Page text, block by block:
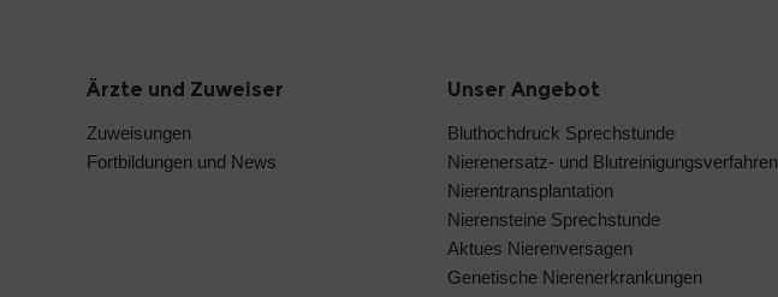
Ärzte und Zuweiser
Zuweisungen
Fortbildungen und News
Unser Angebot
Bluthochdruck Sprechstunde
Nierenersatz- und Blutreinigungsverfahren
Nierentransplantation
Nierensteine Sprechstunde
Aktues Nierenversagen
Genetische Nierenerkrankungen